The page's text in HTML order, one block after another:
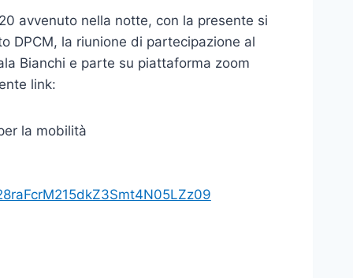
avvenuto nella notte, con la presente si
DPCM, la riunione di partecipazione al
Bianchi e parte su piattaforma zoom
link:
la mobilità